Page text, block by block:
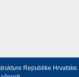
Republike Hrvatske.